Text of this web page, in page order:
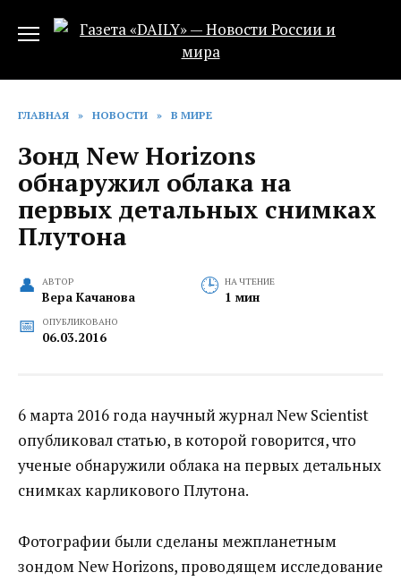
ГЛАВНАЯ » НОВОСТИ » В МИРЕ
Зонд New Horizons
обнаружил облака на
первых детальных снимках
Плутона
АВТОР
Вера Качанова
НА ЧТЕНИЕ
1 мин
ОПУБЛИКОВАНО
06.03.2016
6 марта 2016 года научный журнал New Scientist
опубликовал статью, в которой говорится, что
ученые обнаружили облака на первых детальных
снимках карликового Плутона.
Фотографии были сделаны межпланетным
зондом New Horizons, проводящем исследование